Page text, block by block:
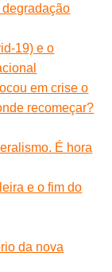
19) e o
em crise o
recomeçar?
É hora
e o fim do
da nova